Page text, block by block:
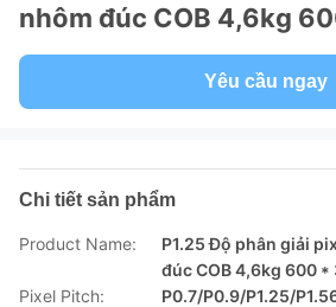
nhôm đúc COB 4,6kg
Yêu cầu ngay
Chi tiết sản phẩm
Product Name:
P1.25 Độ phân giải
đúc COB 4,6kg 600 *
Pixel Pitch:
P0.7/P0.9/P1.25/